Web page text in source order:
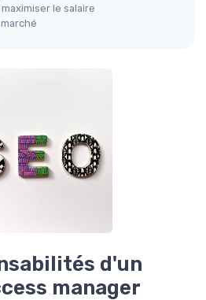
le salaire
d'un
manager